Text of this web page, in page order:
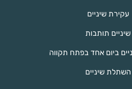
עקירת שיניים
שיניים תותבות
ביום אחד בפתח תקווה
השתלת שיניים